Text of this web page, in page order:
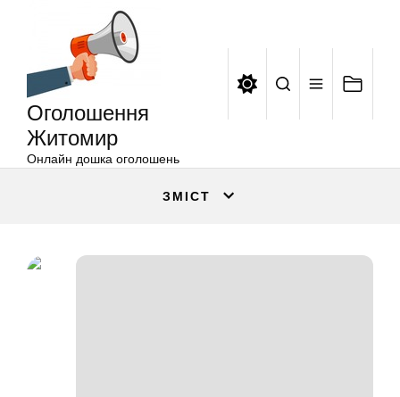
Оголошення
Житомир
Онлайн дошка оголошень
ЗМІСТ